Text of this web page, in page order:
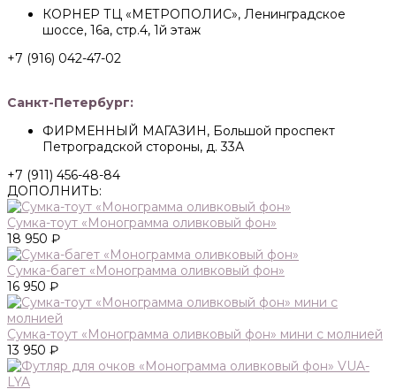
КОРНЕР ТЦ «МЕТРОПОЛИС», Ленинградское
шоссе, 16а, стр.4, 1й этаж
+7 (916) 042-47-02
Санкт-Петербург:
ФИРМЕННЫЙ МАГАЗИН, Большой проспект
Петроградской стороны, д. 33А
+7 (911) 456-48-84
ДОПОЛНИТЬ:
Сумка-тоут «Монограмма оливковый фон»
18 950 ₽
Сумка-багет «Монограмма оливковый фон»
16 950 ₽
Сумка-тоут «Монограмма оливковый фон» мини с молнией
13 950 ₽